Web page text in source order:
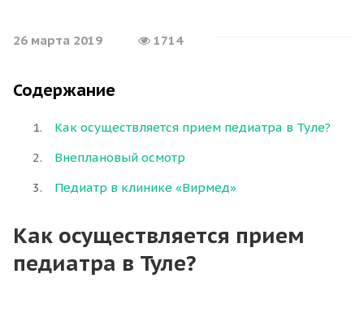
26 марта 2019 1714
Содержание
Как осуществляется прием педиатра в Туле?
Внеплановый осмотр
Педиатр в клинике «Вирмед»
Как осуществляется прием
педиатра в Туле?